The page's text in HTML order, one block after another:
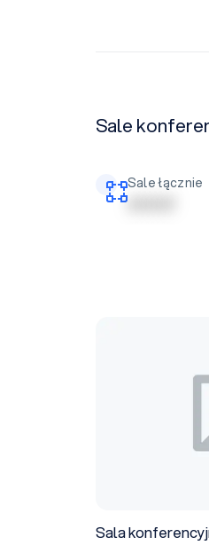
Sale
Sale łącznie
| | | | | | | | |
Sala